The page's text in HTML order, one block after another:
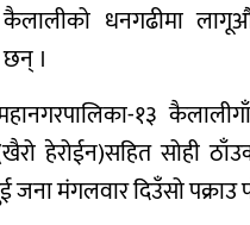
कैलालीको धनगढीमा
।
१३
हेरोईन)सहित सोही
जना मंगलवार दिउँसो पक्राउ